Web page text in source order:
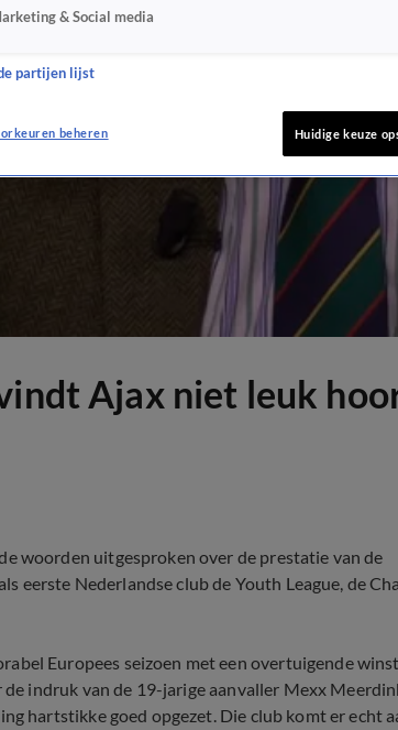
Ajax niet leuk
woorden uitgesproken over de prestatie van de
eerste Nederlandse club de Youth League, de
Europees seizoen met een overtuigende
indruk van de 19-jarige aanvaller Mexx
hartstikke goed opgezet. Die club komt er echt
& Social media
partijen lijst
beheren Huidige keuze